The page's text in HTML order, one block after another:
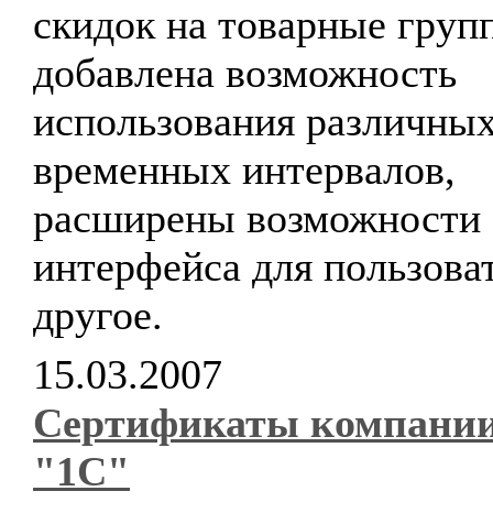
скидок на товарные
добавлена возможность
использования
временных интервалов,
расширены возможности
интерфейса для
другое.
15.03.2007
Сертификаты
"1С"